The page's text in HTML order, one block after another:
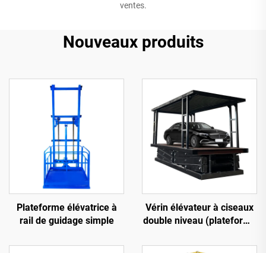
ventes.
Nouveaux produits
Plateforme élévatrice à
rail de guidage simple
Vérin élévateur à ciseaux
double niveau (plateforme
stationnement)